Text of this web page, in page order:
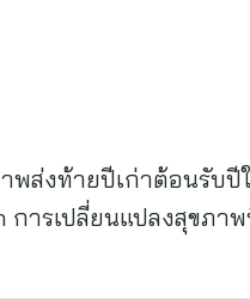
พส่งท้ายปีเก่าต้อนรับปี
การเปลี่ยนแปลงสุขภา